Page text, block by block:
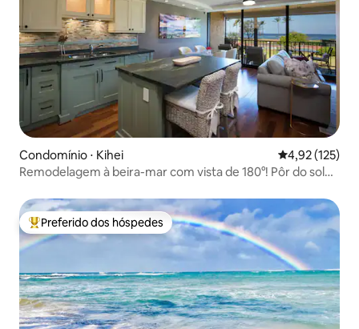
Condomínio ⋅ Kihei 4,92 de uma
4,92 (125)
Remodelagem à beira-mar com vista de 180°! Pôr do sol
Entre os melhores preferidos dos hóspedes
Preferido dos hóspedes